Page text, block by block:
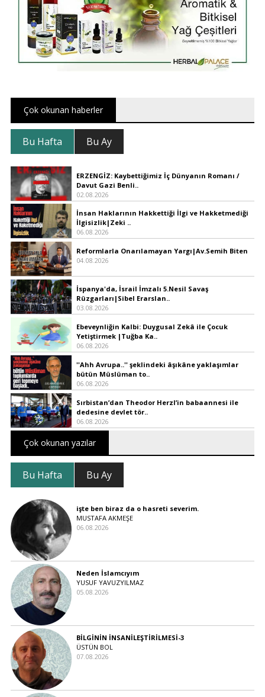
Çok okunan haberler
Bu Hafta Bu Ay
ERZENGİZ: Kaybettiğimiz İç Dünyanın Romanı /
Davut Gazi Benli..
02.08.2026
İnsan Haklarının Hakkettiği İlgi ve Hakketmediği
İlgisizlik|Zeki ..
06.08.2026
Reformlarla Onarılamayan Yargı|Av.Semih Biten
04.08.2026
İspanya'da, İsrail İmzalı 5.Nesil Savaş
Rüzgarları|Sibel Erarslan..
03.08.2026
Ebeveynliğin Kalbi: Duygusal Zekâ ile Çocuk
Yetiştirmek |Tuğba Ka..
06.08.2026
''Ahh Avrupa..'' şeklindeki âşıkâne yaklaşımlar
bütün Müslüman to..
06.08.2026
Sırbistan’dan Theodor Herzl’in babaannesi ile
dedesine devlet tör..
06.08.2026
Çok okunan yazılar
Bu Hafta Bu Ay
işte ben biraz da o hasreti severim.
MUSTAFA AKMEŞE
06.08.2026
Neden İslamcıyım
YUSUF YAVUZYILMAZ
05.08.2026
BİLGİNİN İNSANİLEŞTİRİLMESİ-3
ÜSTÜN BOL
07.08.2026